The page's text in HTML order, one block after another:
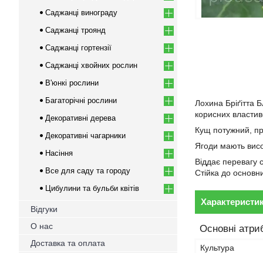
Лохина Бріґітта
корисних
Кущ потужний,
Ягоди мають
Віддає
Стійка до
Основні
Культура
Саджанці винограду
Саджанці троянд
Саджанці гортензії
Саджанці хвойних рослин
В'юнкі рослини
Багаторічні рослини
Декоративні дерева
Декоративні чагарники
Насіння
Все для саду та городу
Цибулини та бульби квітів
Відгуки
О нас
Доставка та оплата